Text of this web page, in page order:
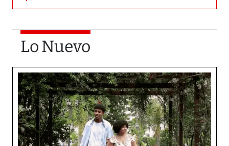
Lo Nuevo